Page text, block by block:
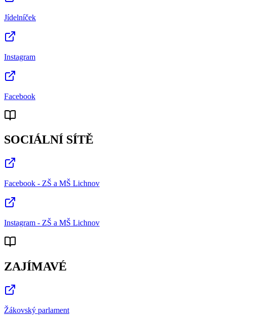
Jídelníček
Instagram
Facebook
SOCIÁLNÍ SÍTĚ
Facebook - ZŠ a MŠ Lichnov
Instagram - ZŠ a MŠ Lichnov
ZAJÍMAVÉ
Žákovský parlament